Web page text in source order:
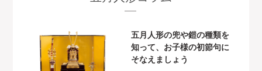
五月人形の兜や鎧の種類を
知って、お子様の初節句に
そなえましょう